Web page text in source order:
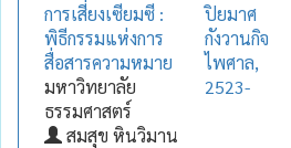
การเสี่ยงเซียมซี :
พิธีกรรมแห่งการ
สื่อสารความหมาย
มหาวิทยาลัย
ธรรมศาสตร์
สมสุข หินวิมาน
ปิยมาศ
กังวานกิจ
ไพศาล,
2523-